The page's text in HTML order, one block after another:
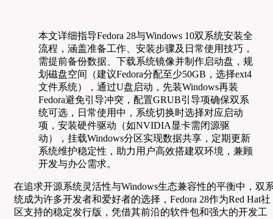
本文详细指导Fedora 28与Windows 10双系统安装全
流程，涵盖准备工作、安装步骤及日常使用技巧，
需提前备份数据、下载系统镜像并制作启动盘，规
划磁盘空间（建议Fedora分配至少50GB，选择ext4
文件系统），通过U盘启动，先装Windows再装
Fedora避免引导冲突，配置GRUB引导项确保双系
统可选，日常使用中，系统切换时选择对应启动
项，安装硬件驱动（如NVIDIA显卡需闭源驱
动），挂载Windows分区实现数据共享，定期更新
系统维护稳定性，助力用户高效搭建双环境，兼顾
开发与办公需求。
在追求开源系统灵活性与Windows生态兼容性的平衡中，双
统成为许多开发者和爱好者的选择，Fedora 28作为Red Hat社
区支持的稳定发行版，凭借其前沿的软件包和强大的开发工